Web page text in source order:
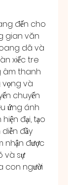
đến cho
gian văn
dã và
xiếc tre
âm thanh
và
chuyển
ứng ánh
đại, tạo
đầy
nhận được
và sự
con người